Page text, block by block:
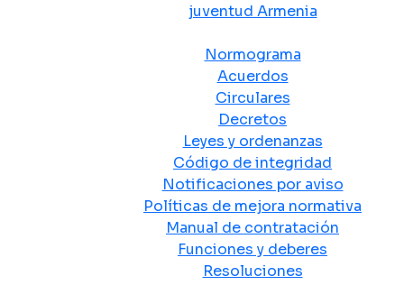
juventud Armenia
Normograma
Acuerdos
Circulares
Decretos
Leyes y ordenanzas
Código de integridad
Notificaciones por aviso
Políticas de mejora normativa
Manual de contratación
Funciones y deberes
Resoluciones